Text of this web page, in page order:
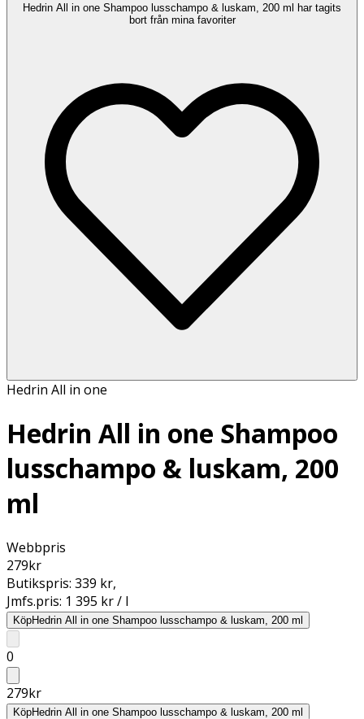
Hedrin All in one Shampoo lusschampo & luskam, 200 ml har tagits
bort från mina favoriter
Hedrin All in one
Hedrin All in one Shampoo
lusschampo & luskam, 200
ml
Webbpris
279kr
Butikspris: 339 kr,
Jmfs.pris: 1 395 kr / l
KöpHedrin All in one Shampoo lusschampo & luskam, 200 ml
0
279kr
KöpHedrin All in one Shampoo lusschampo & luskam, 200 ml